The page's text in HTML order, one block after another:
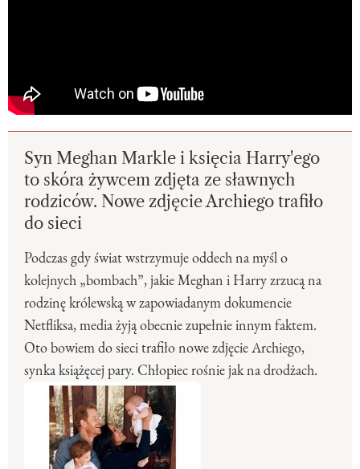
Syn Meghan Markle i księcia Harry'ego
to skóra żywcem zdjęta ze sławnych
rodziców. Nowe zdjęcie Archiego trafiło
do sieci
Podczas gdy świat wstrzymuje oddech na myśl o
kolejnych „bombach”, jakie Meghan i Harry zrzucą na
rodzinę królewską w zapowiadanym dokumencie
Netfliksa, media żyją obecnie zupełnie innym faktem.
Oto bowiem do sieci trafiło nowe zdjęcie Archiego,
synka książęcej pary. Chłopiec rośnie jak na drodżach.